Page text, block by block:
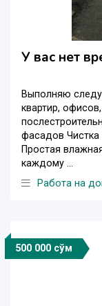
У вас нет
Выполняю
квартир,
фасадов Чистка
Простая
каждому ...
Работа на
500 000 сўм